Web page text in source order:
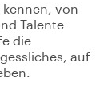
von
Talente
die
auf